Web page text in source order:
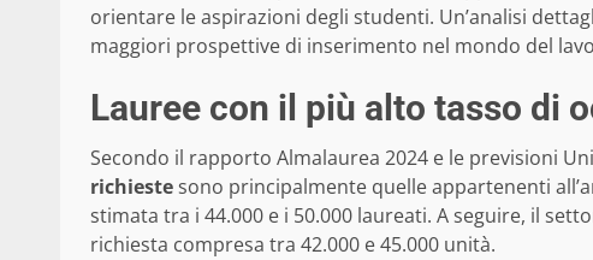
orientare le aspirazioni degli studenti. Un’analisi
maggiori prospettive di inserimento nel mondo del
Lauree con il più alto tasso di
Secondo il rapporto Almalaurea 2024 e le previsioni
richiestesono principalmente quelle appartenenti
stimata tra i 44.000 e i 50.000 laureati. A seguire, il
richiesta compresa tra 42.000 e 45.000 unità.